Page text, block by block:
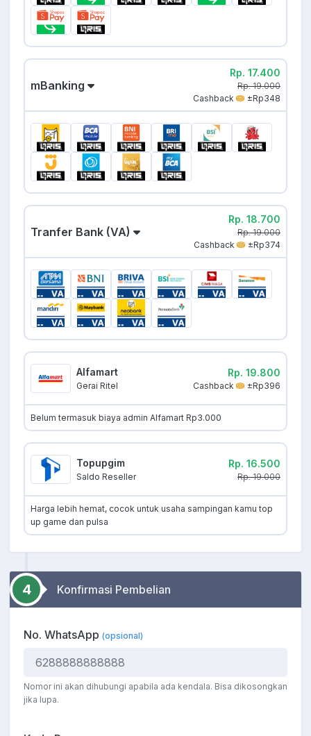
mBanking
Rp. 17.400
Rp. 19.000
Cashback
±Rp348
Tranfer Bank (VA)
Rp. 18.700
Rp. 19.000
Cashback
±Rp374
Alfamart
Gerai Ritel
Rp. 19.800
Cashback ±Rp396
Belum termasuk biaya admin Alfamart Rp3.000
Topupgim
Saldo Reseller
Rp. 16.500
Rp. 19.000
Harga lebih hemat, cocok untuk usaha sampingan kamu top
up game dan pulsa
4 Konfirmasi Pembelian
No. WhatsApp (opsional)
Nomor ini akan dihubungi apabila ada kendala. Bisa dikosongkan
jika lupa.